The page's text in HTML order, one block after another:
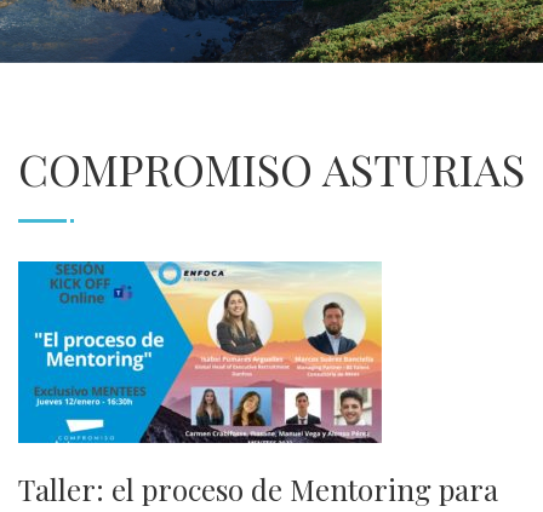
COMPROMISO ASTURIAS
Taller: el proceso de Mentoring para